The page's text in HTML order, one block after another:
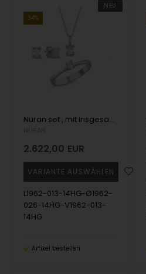
NEU
34%
Nuran set , mit insgesamt 0,92 ct Wesselton SI
2.622,00 EUR
L1962-013-14HG-Ø1962-
026-14HG-V1962-013-
14HG
Artikel bestellen